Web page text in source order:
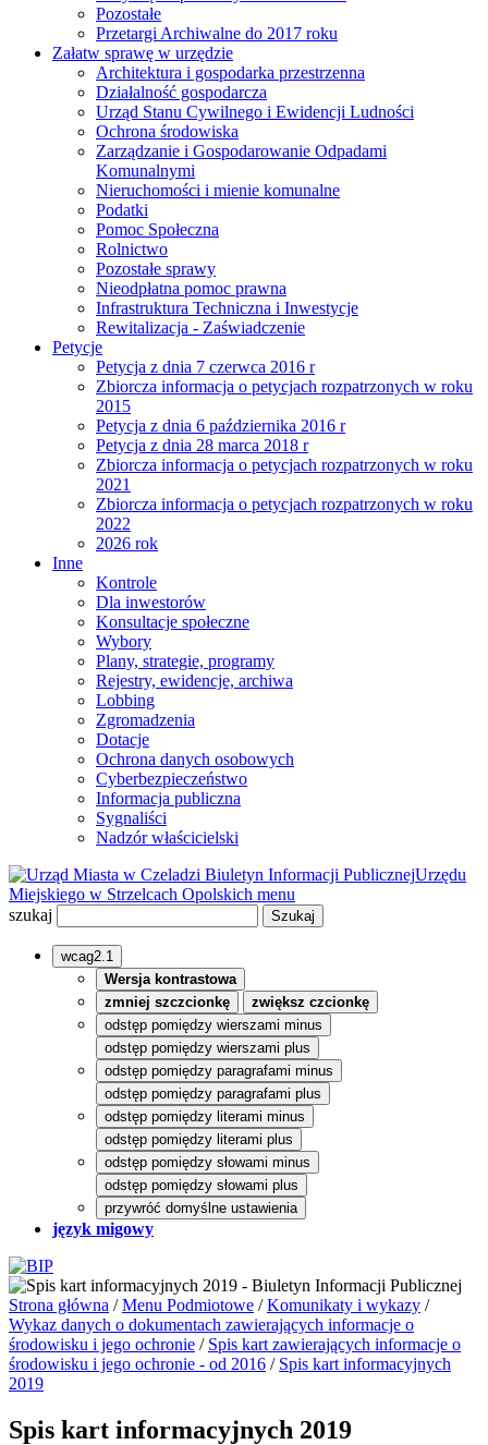
Pozostałe
Przetargi Archiwalne do 2017 roku
Załatw sprawę w urzędzie
Architektura i gospodarka przestrzenna
Działalność gospodarcza
Urząd Stanu Cywilnego i Ewidencji Ludności
Ochrona środowiska
Zarządzanie i Gospodarowanie Odpadami
Komunalnymi
Nieruchomości i mienie komunalne
Podatki
Pomoc Społeczna
Rolnictwo
Pozostałe sprawy
Nieodpłatna pomoc prawna
Infrastruktura Techniczna i Inwestycje
Rewitalizacja - Zaświadczenie
Petycje
Petycja z dnia 7 czerwca 2016 r
Zbiorcza informacja o petycjach rozpatrzonych w roku
2015
Petycja z dnia 6 października 2016 r
Petycja z dnia 28 marca 2018 r
Zbiorcza informacja o petycjach rozpatrzonych w roku
2021
Zbiorcza informacja o petycjach rozpatrzonych w roku
2022
2026 rok
Inne
Kontrole
Dla inwestorów
Konsultacje społeczne
Wybory
Plany, strategie, programy
Rejestry, ewidencje, archiwa
Lobbing
Zgromadzenia
Dotacje
Ochrona danych osobowych
Cyberbezpieczeństwo
Informacja publiczna
Sygnaliści
Nadzór właścicielski
Biuletyn Informacji PublicznejUrzędu
Miejskiego w Strzelcach Opolskich menu
szukaj
wcag2.1
Wersja kontrastowa
zmniej szczcionkę
zwiększ czcionkę
odstęp pomiędzy wierszami minus
odstęp pomiędzy wierszami plus
odstęp pomiędzy paragrafami minus
odstęp pomiędzy paragrafami plus
odstęp pomiędzy literami minus
odstęp pomiędzy literami plus
odstęp pomiędzy słowami minus
odstęp pomiędzy słowami plus
przywróć domyślne ustawienia
język migowy
Strona główna /Menu Podmiotowe /Komunikaty i wykazy /
Wykaz danych o dokumentach zawierających informacje o
środowisku i jego ochronie / Spis kart zawierających informacje o
środowisku i jego ochronie - od 2016 / Spis kart informacyjnych
2019
Spis kart informacyjnych 2019